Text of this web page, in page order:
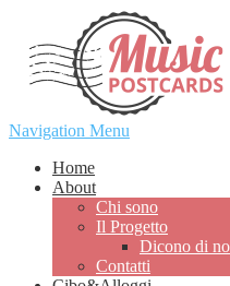
Navigation Menu
Home
About
Chi sono
Il Progetto
Dicono di
Contatti